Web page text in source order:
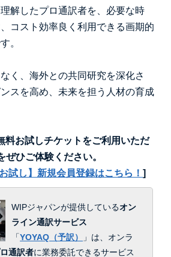
解したプロ通訳者を、必要な時
コスト効率良く利用できる画期的
。
く、海外との共同研究を深化さ
スを高め、未来を担う人材の育成
料お試しチケットをご利用いただ
ぜひご体験ください。
試し】新規会員登録はこちら！ ]
WIPジャパンが提供しているオン
ライン通訳サービス
「YOYAQ（予訳） 」は、 オンラ
通訳者に業務委託できるサービス